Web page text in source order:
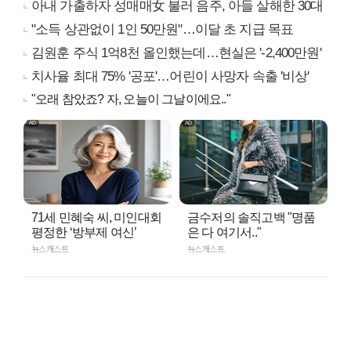
아내 가출하자 성매매女 불러 음주, 아들 살해한 30대
"소득 상관없이 1인 50만원"…이달 초 지급 목표
김원훈 주식 1억8천 올인했는데…현실은 '-2,400만원'
치사율 최대 75% '공포'…어린이 사망자 속출 '비상'
"오래 참았죠? 자, 오늘이 그날이에요.."
71세 민혜숙 씨, 미인대회
평정한 ‘방부제 여신’
뉴스캐스트
금수저의 솔직고백 "명품
은 다 여기서.."
뉴스캐스트